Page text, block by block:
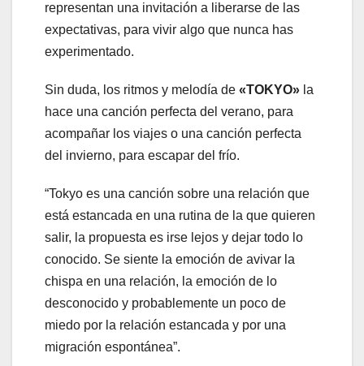
representan una invitación a liberarse de las
expectativas, para vivir algo que nunca has
experimentado.
Sin duda, los ritmos y melodía de «TOKYO» la
hace una canción perfecta del verano, para
acompañar los viajes o una canción perfecta
del invierno, para escapar del frío.
“Tokyo es una canción sobre una relación que
está estancada en una rutina de la que quieren
salir, la propuesta es irse lejos y dejar todo lo
conocido. Se siente la emoción de avivar la
chispa en una relación, la emoción de lo
desconocido y probablemente un poco de
miedo por la relación estancada y por una
migración espontánea”.